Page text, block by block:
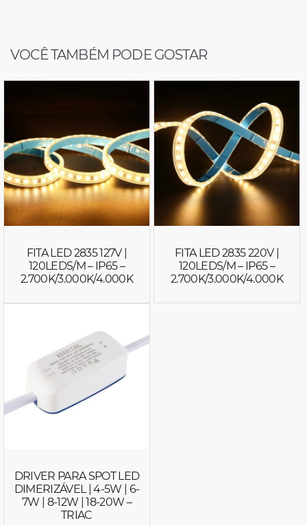
VOCÊ TAMBÉM PODE GOSTAR
FITA LED 2835 127V |
120LEDS/M – IP65 –
2.700K/3.000K/4.000K
FITA LED 2835 220V |
120LEDS/M – IP65 –
2.700K/3.000K/4.000K
DRIVER PARA SPOT LED
DIMERIZÁVEL | 4-5W | 6-
7W | 8-12W | 18-20W –
TRIAC